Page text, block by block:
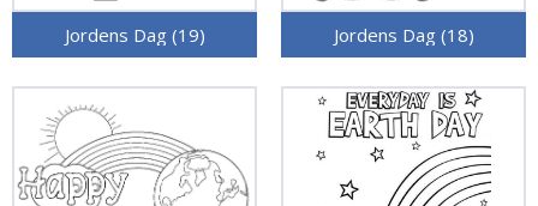
Jordens Dag (19) Jordens Dag (18)